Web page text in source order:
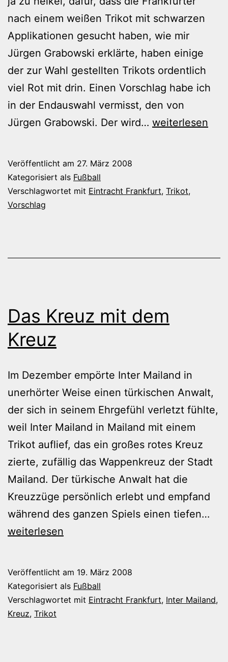
nach einem weißen Trikot mit schwarzen
Applikationen gesucht haben, wie mir
Jürgen Grabowski erklärte, haben einige
der zur Wahl gestellten Trikots ordentlich
viel Rot mit drin. Einen Vorschlag habe ich
in der Endauswahl vermisst, den von
Jürgen Grabowski. Der wird… Ein
die
weiterlesen
Veröffentlicht am 27. März 2008
Kategorisiert als Fußball
Verschlagwortet mit Eintracht Frankfurt, Trikot,
Vorschlag
Das Kreuz mit dem
Kreuz
Im Dezember empörte Inter Mailand in
unerhörter Weise einen türkischen Anwalt,
der sich in seinem Ehrgefühl verletzt fühlte,
weil Inter Mailand in Mailand mit einem
Trikot auflief, das ein großes rotes Kreuz
zierte, zufällig das Wappenkreuz der Stadt
Mailand. Der türkische Anwalt hat die
Kreuzzüge persönlich erlebt und empfand
während des ganzen Spiels einen tiefen…
weiterlesen
Veröffentlicht am 19. März 2008
Kategorisiert als Fußball
Verschlagwortet mit Eintracht Frankfurt, Inter Mailand,
Kreuz, Trikot